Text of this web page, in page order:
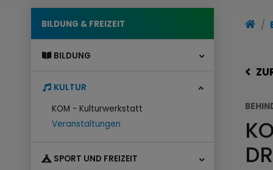
BILDUNG & FREIZEIT
BILDUNG
KULTUR
KOM - Kulturwerkstatt
Veranstaltungen
SPORT UND FREIZEIT